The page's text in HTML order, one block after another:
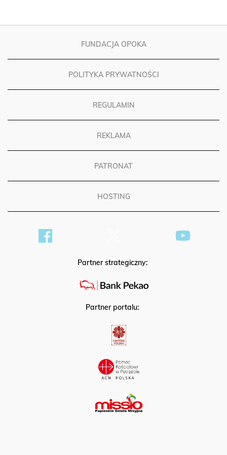
FUNDACJA OPOKA
POLITYKA PRYWATNOŚCI
REGULAMIN
REKLAMA
PATRONAT
HOSTING
Partner strategiczny:
Partner portalu: